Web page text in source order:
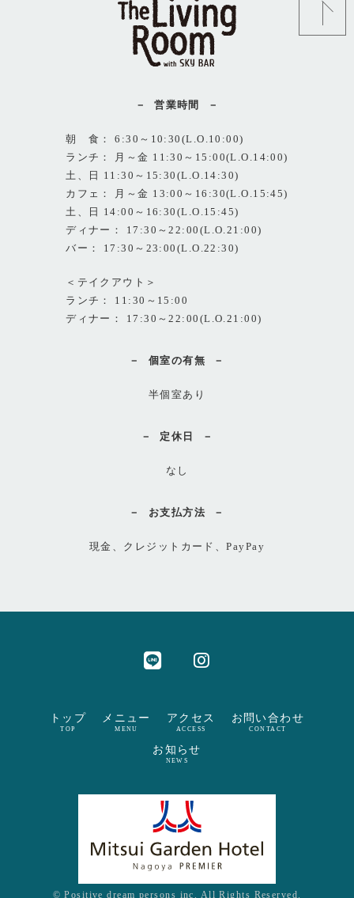
営業時間
朝 食： 6:30～10:30(L.O.10:00)
ランチ： 月～金 11:30～15:00(L.O.14:00)
土、日 11:30～15:30(L.O.14:30)
カフェ： 月～金 13:00～16:30(L.O.15:45)
土、日 14:00～16:30(L.O.15:45)
ディナー： 17:30～22:00(L.O.21:00)
バー： 17:30～23:00(L.O.22:30)
＜テイクアウト＞
ランチ： 11:30～15:00
ディナー： 17:30～22:00(L.O.21:00)
個室の有無
半個室あり
定休日
なし
お支払方法
現金、クレジットカード、PayPay
トップ
TOP
メニュー
MENU
アクセス
ACCESS
お問い合わせ
CONTACT
お知らせ
NEWS
© Positive dream persons inc. All Rights Reserved.